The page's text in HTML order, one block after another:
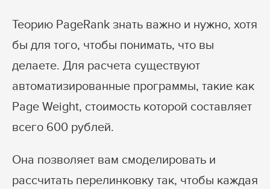
Теорию PageRank знать важно и нужно, хотя
бы для того, чтобы понимать, что вы
делаете. Для расчета существуют
автоматизированные программы, такие как
Page Weight, стоимость которой составляет
всего 600 рублей.
Она позволяет вам смоделировать и
рассчитать перелинковку так, чтобы каждая